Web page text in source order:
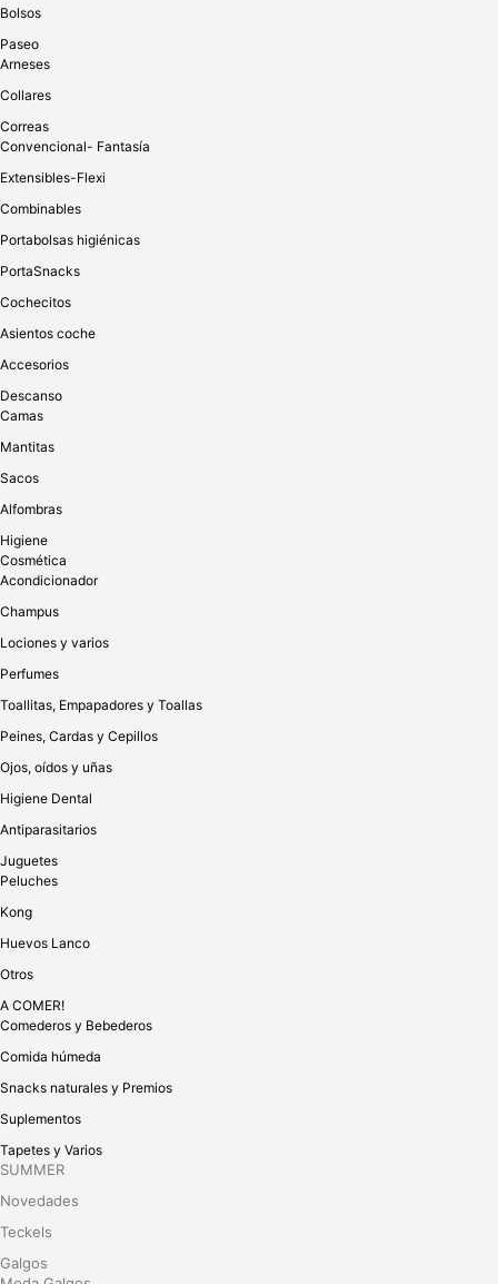
Bolsos
Paseo
Arneses
Collares
Correas
Convencional- Fantasía
Extensibles-Flexi
Combinables
Portabolsas higiénicas
PortaSnacks
Cochecitos
Asientos coche
Accesorios
Descanso
Camas
Mantitas
Sacos
Alfombras
Higiene
Cosmética
Acondicionador
Champus
Lociones y varios
Perfumes
Toallitas, Empapadores y Toallas
Peines, Cardas y Cepillos
Ojos, oídos y uñas
Higiene Dental
Antiparasitarios
Juguetes
Peluches
Kong
Huevos Lanco
Otros
A COMER!
Comederos y Bebederos
Comida húmeda
Snacks naturales y Premios
Suplementos
Tapetes y Varios
SUMMER
Novedades
Teckels
Galgos